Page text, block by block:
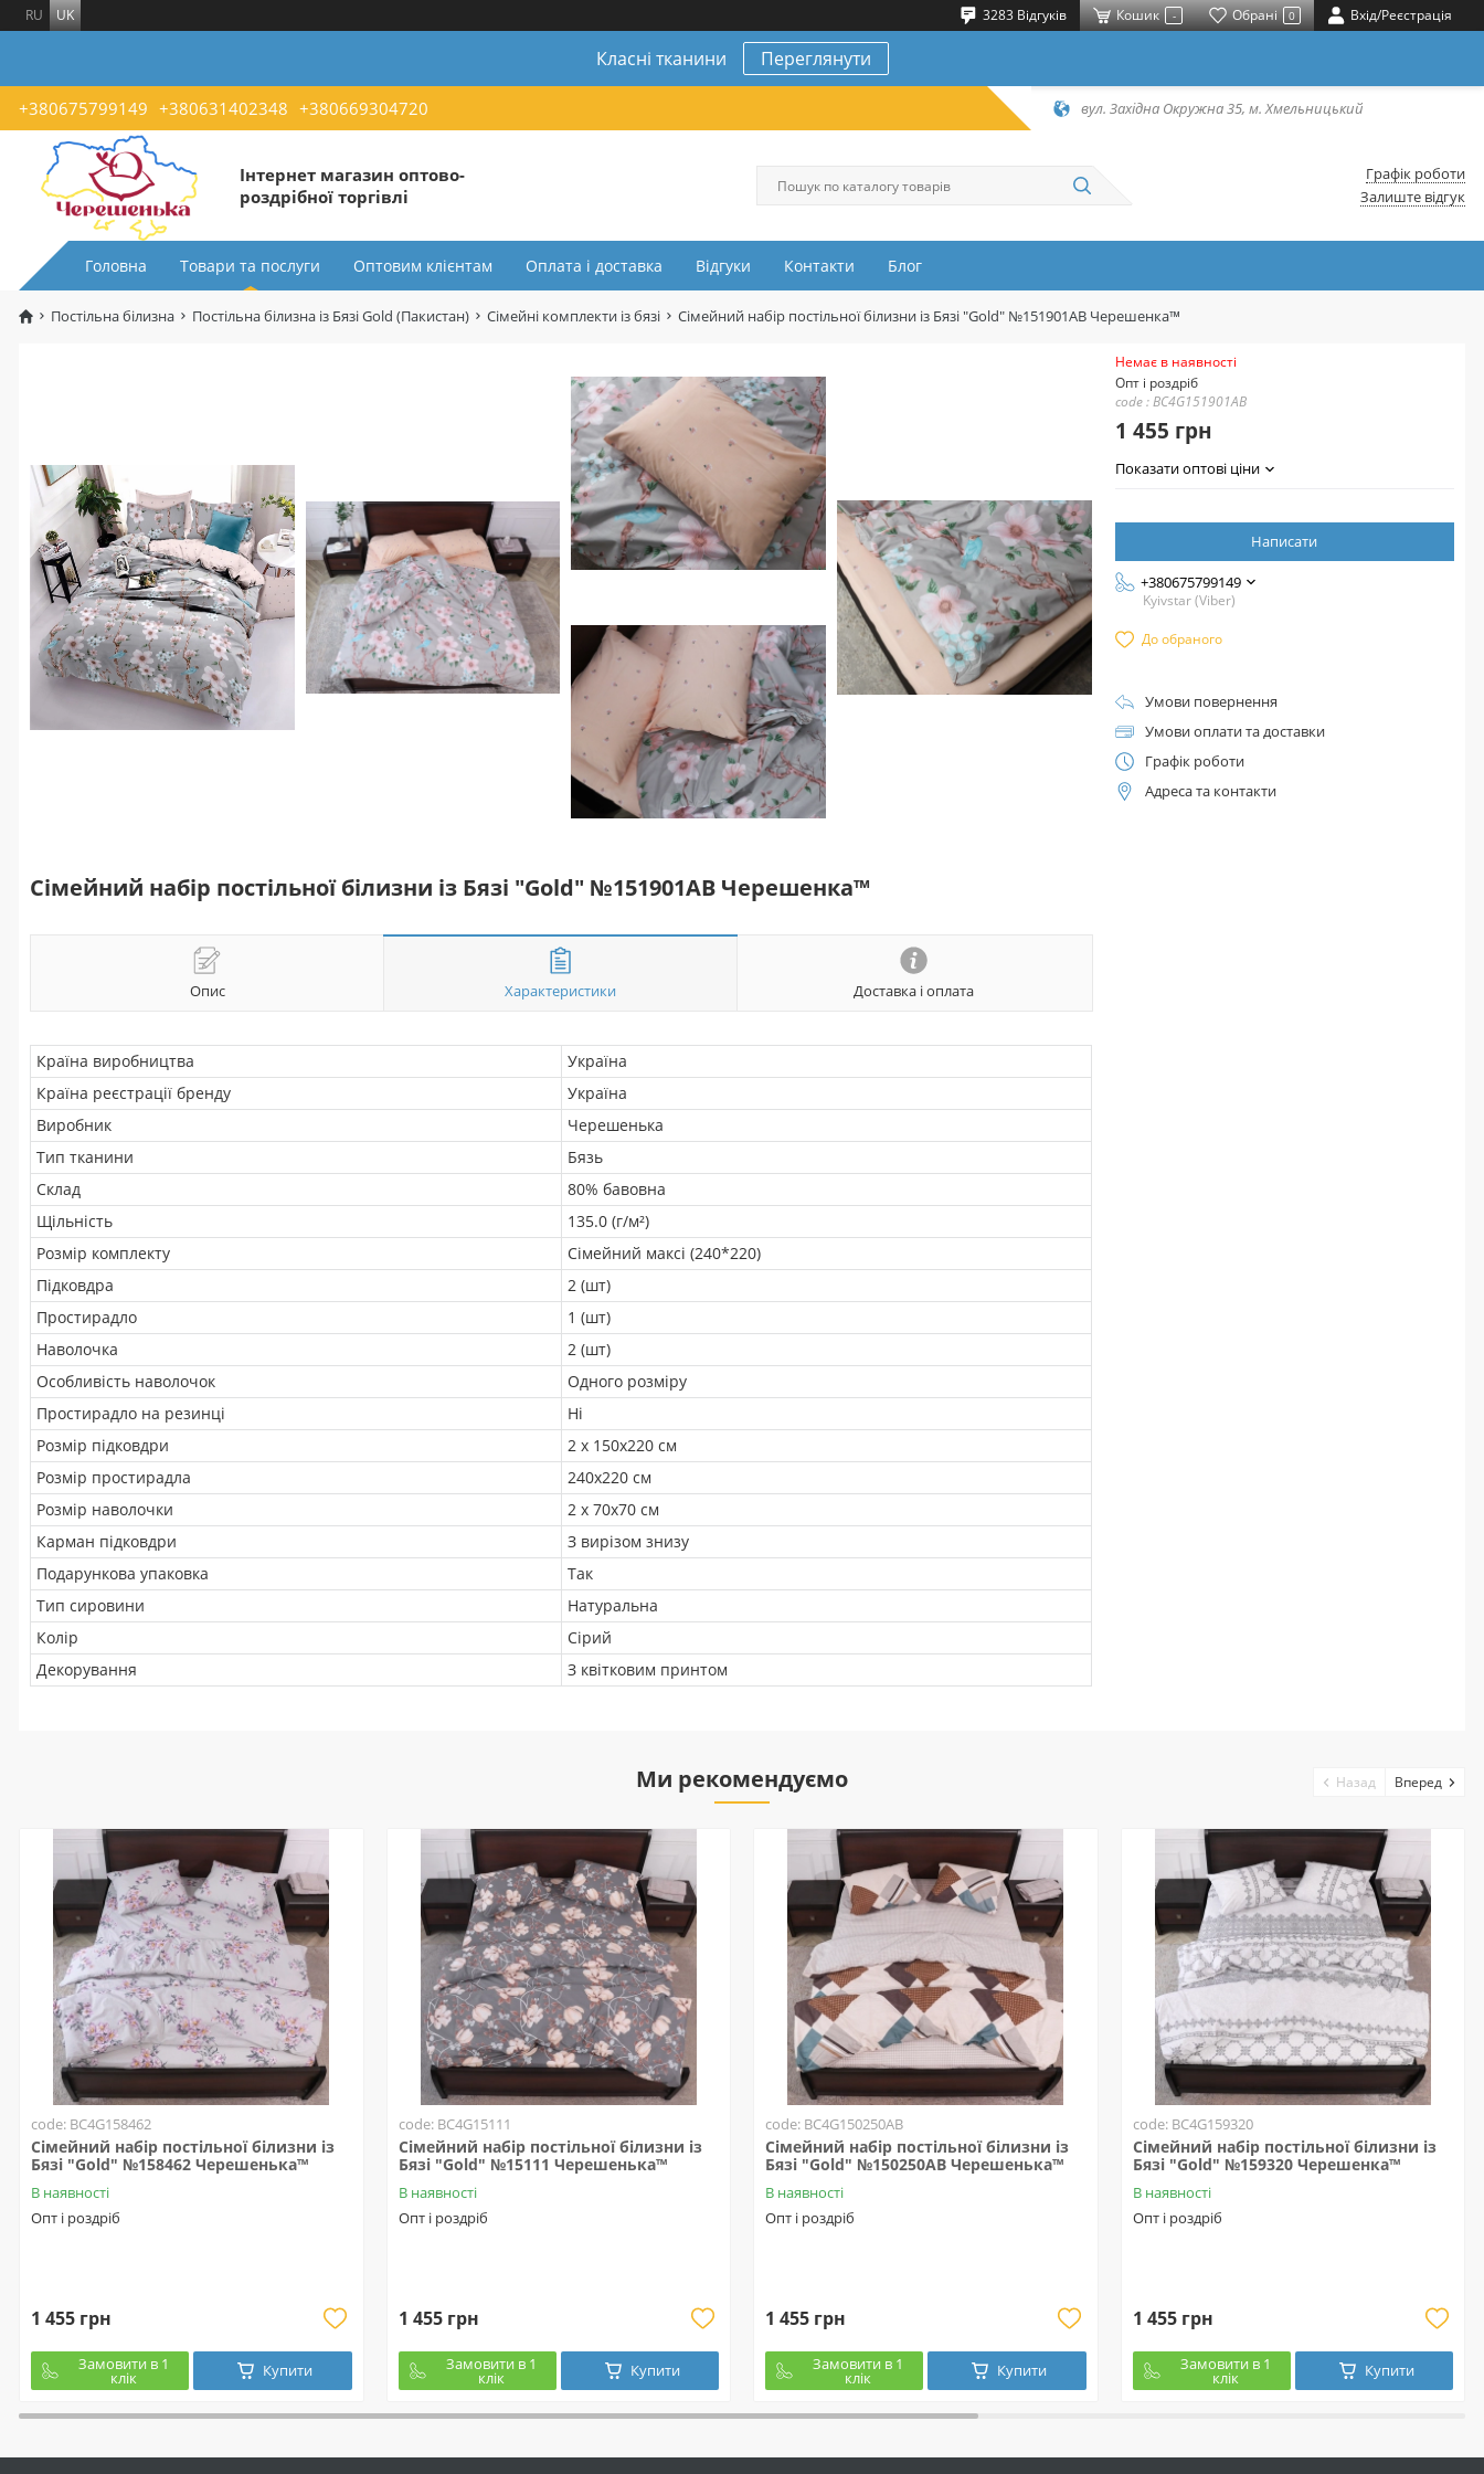
RU UK 3283 Відгуків Кошик - Обрані 0 Вхід/Реєстрація
Класні тканини Переглянути
+380675799149 +380631402348 +380669304720 вул. Західна Окружна 35, м. Хмельницький
Інтернет магазин оптово-
роздрібної торгівлі
Графік роботи
Залиште відгук
Головна Товари та послуги Оптовим клієнтам Оплата і доставка Відгуки Контакти Блог
Постільна білизна Постільна білизна із Бязі Gold (Пакистан) Сімейні комплекти із бязі Сімейний набір постільної білизни із Бязі "Gold" №151901AB Черешенка™
Сімейний набір постільної білизни із Бязі "Gold" №151901AB Черешенка™
Опис Характеристики Доставка і оплата
Країна виробництва
Україна
Країна реєстрації бренду
Україна
Виробник
Черешенька
Тип тканини
Бязь
Склад
80% бавовна
Щільність
135.0 (г/м²)
Розмір комплекту
Сімейний максі (240*220)
Підковдра
2 (шт)
Простирадло
1 (шт)
Наволочка
2 (шт)
Особливість наволочок
Одного розміру
Простирадло на резинці
Ні
Розмір підковдри
2 х 150х220 см
Розмір простирадла
240х220 см
Розмір наволочки
2 х 70х70 см
Карман підковдри
З вирізом знизу
Подарункова упаковка
Так
Тип сировини
Натуральна
Колір
Сірий
Декорування
З квітковим принтом
Немає в наявності
Опт і роздріб
code : BC4G151901AB
1 455 грн
Показати оптові ціни
Написати
+380675799149
Kyivstar (Viber)
До обраного
Умови повернення
Умови оплати та доставки
Графік роботи
Адреса та контакти
Ми рекомендуємо
code: BC4G158462
Сімейний набір постільної білизни із
Бязі "Gold" №158462 Черешенька™
В наявності
Опт і роздріб
1 455 грн
Замовити в 1
клік Купити
code: BC4G15111
Сімейний набір постільної білизни із
Бязі "Gold" №15111 Черешенька™
В наявності
Опт і роздріб
1 455 грн
Замовити в 1
клік Купити
code: BC4G150250АВ
Сімейний набір постільної білизни із
Бязі "Gold" №150250АВ Черешенька™
В наявності
Опт і роздріб
1 455 грн
Замовити в 1
клік Купити
code: BC4G159320
Сімейний набір постільної білизни із
Бязі "Gold" №159320 Черешенка™
В наявності
Опт і роздріб
1 455 грн
Замовити в 1
клік Купити
Назад Вперед